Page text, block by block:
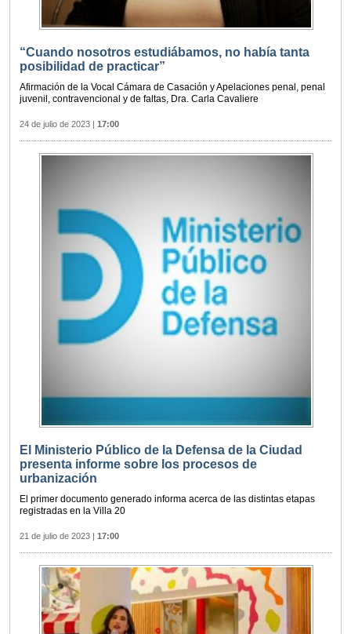
“Cuando nosotros estudiábamos, no había tanta
posibilidad de practicar”
Afirmación de la Vocal Cámara de Casación y Apelaciones penal, penal
juvenil, contravencional y de faltas, Dra. Carla Cavaliere
24 de julio de 2023 | 17:00
El Ministerio Público de la Defensa de la Ciudad
presenta informe sobre los procesos de
urbanización
El primer documento generado informa acerca de las distintas etapas
registradas en la Villa 20
21 de julio de 2023 | 17:00